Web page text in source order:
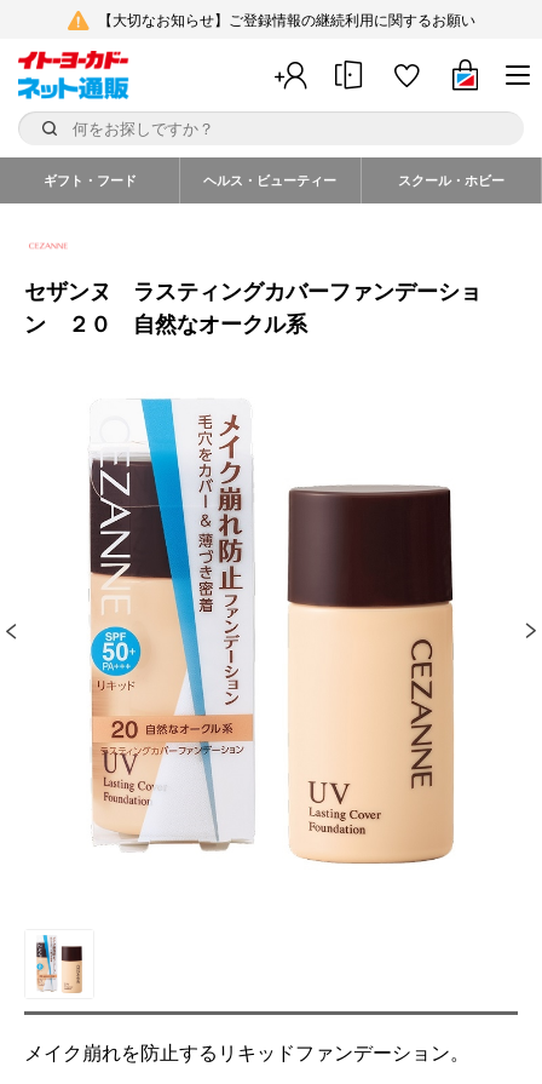
【大切なお知らせ】ご登録情報の継続利用に関するお願い
ギフト・フード ヘルス・ビューティー スクール・ホビー
セザンヌ ラスティングカバーファンデーショ
ン ２０ 自然なオークル系
メイク崩れを防止するリキッドファンデーション。